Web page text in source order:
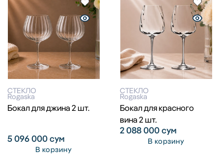
СТЕКЛО
Rogaska
Бокал для джина 2 шт.
5 096 000сум
В корзину
СТЕКЛО
Rogaska
Бокал для красного
вина 2 шт.
2 088 000сум
В корзину